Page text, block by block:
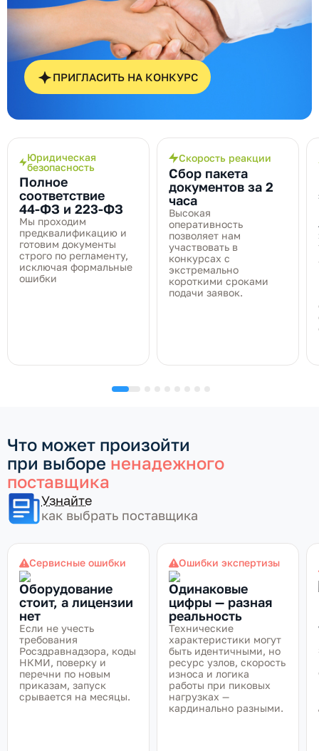
ПРИГЛАСИТЬ НА КОНКУРС
Юридическая
безопасность
Полное
соответствие
44‑ФЗ и 223‑ФЗ
Мы проходим
предквалификацию и
готовим документы
строго по регламенту,
исключая формальные
ошибки
Скорость реакции
Сбор пакета
документов за 2
часа
Высокая
оперативность
позволяет нам
участвовать в
конкурсах с
экстремально
короткими сроками
подачи заявок.
Что может произойти
при выборе ненадежного
поставщика
Узнайте
как выбрать поставщика
Сервисные ошибки
Оборудование
стоит, а лицензии
нет
Если не учесть
требования
Росздравнадзора, коды
НКМИ, поверку и
перечни по новым
приказам, запуск
срывается на месяцы.
Ошибки экспертизы
Одинаковые
цифры — разная
реальность
Технические
характеристики могут
быть идентичными, но
ресурс узлов, скорость
износа и логика
работы при пиковых
нагрузках —
кардинально разными.